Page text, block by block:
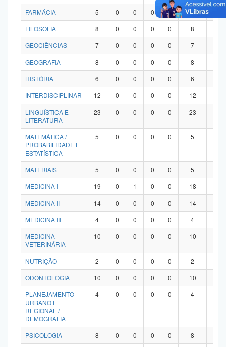
FARMÁCIA
5 0 0 0 0 5
FILOSOFIA
8 0 0 0 0 8
GEOCIÊNCIAS
7 0 0 0 0 7
GEOGRAFIA
8 0 0 0 0 8
HISTÓRIA
6 0 0 0 0 6
INTERDISCIPLINAR
12 0 0 0 0 12
LINGUÍSTICA E
LITERATURA
23 0 0 0 0 23
MATEMÁTICA /
PROBABILIDADE E
ESTATÍSTICA
5 0 0 0 0 5
MATERIAIS 5 0 0 0 0 5
MEDICINA I
19 0 1 0 0 18
MEDICINA II
14 0 0 0 0 14
MEDICINA III
4 0 0 0 0 4
MEDICINA
VETERINÁRIA
10 0 0 0 0 10
NUTRIÇÃO 2 0 0 0 0 2
ODONTOLOGIA
10 0 0 0 0 10
PLANEJAMENTO
URBANO E
REGIONAL /
DEMOGRAFIA
4 0 0 0 0 4
PSICOLOGIA 8 0 0 0 0 8